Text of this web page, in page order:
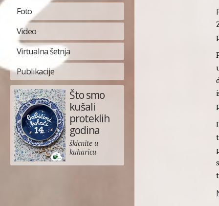
Foto
Video
Virtualna šetnja
Publikacije
Što smo
kušali
proteklih
godina
škicnite u
kuharicu